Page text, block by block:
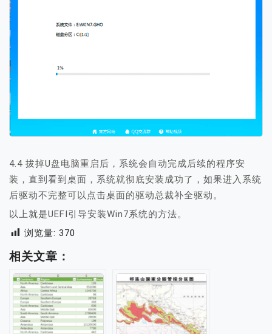
4.4 拔掉U盘电脑重启后，系统会自动完成后续的程序安
装，直到看到桌面，系统就彻底安装成功了，如果进入系统
后驱动不完整可以点击桌面的驱动总裁补全驱动。
以上就是UEFI引导安装Win7系统的方法。
浏览量: 370
相关文章：